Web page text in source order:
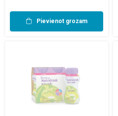
Pievienot grozam